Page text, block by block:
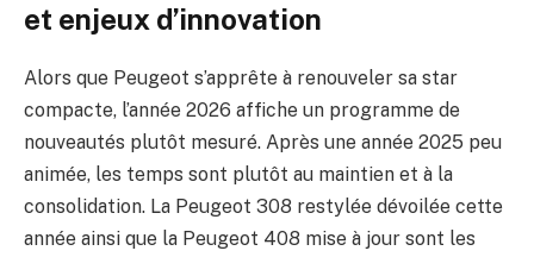
et enjeux d’innovation
Alors que Peugeot s’apprête à renouveler sa star
compacte, l’année 2026 affiche un programme de
nouveautés plutôt mesuré. Après une année 2025 peu
animée, les temps sont plutôt au maintien et à la
consolidation. La Peugeot 308 restylée dévoilée cette
année ainsi que la Peugeot 408 mise à jour sont les